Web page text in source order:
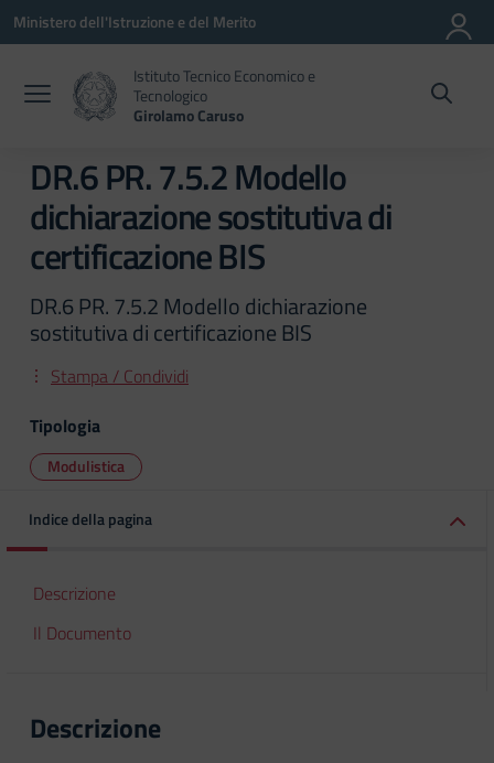
Vai ai contenuti
Vai al menu di navigazione
Vai al footer
Ministero dell'Istruzione e del Merito
Istituto Tecnico Economico e
Tecnologico
Girolamo Caruso
DR.6 PR. 7.5.2 Modello
dichiarazione sostitutiva di
certificazione BIS
DR.6 PR. 7.5.2 Modello dichiarazione
sostitutiva di certificazione BIS
Stampa / Condividi
Tipologia
Modulistica
Indice della pagina
Descrizione
Il Documento
Descrizione